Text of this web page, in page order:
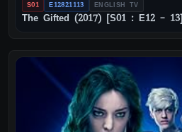
S01 E12821113 ENGLISH TV
The Gifted (2017) [S01 : E12 –